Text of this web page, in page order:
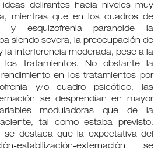
delirantes hacia niveles muy
mientras que en los cuadros de
y esquizofrenia paranoide la
siendo severa, la preocupación de
la interferencia moderada, pese a la
los tratamientos. No obstante la
en los tratamientos por
y/o cuadro psicótico, las
se desprendían en mayor
moduladoras que de la
tal como estaba previsto.
se destaca que la expectativa del
estabilización-externación se